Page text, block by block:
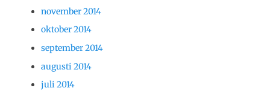
november 2014
oktober 2014
september 2014
augusti 2014
juli 2014